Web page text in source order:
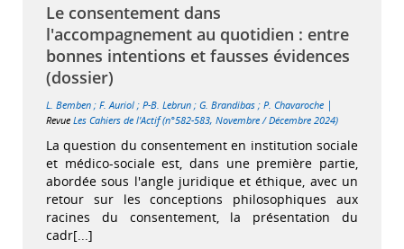
Le consentement dans
l'accompagnement au quotidien : entre
bonnes intentions et fausses évidences
(dossier)
L. Bemben ; F. Auriol ; P-B. Lebrun ; G. Brandibas ; P. Chavaroche |
Revue Les Cahiers de l'Actif (n°582-583, Novembre / Décembre 2024)
La question du consentement en institution sociale
et médico-sociale est, dans une première partie,
abordée sous l'angle juridique et éthique, avec un
retour sur les conceptions philosophiques aux
racines du consentement, la présentation du
cadr[...]